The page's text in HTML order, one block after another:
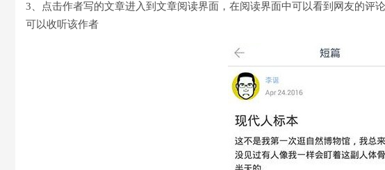
3、点击作者写的文章进入到文章阅读界面，在阅读界面中可以看到网友的评
可以收听该作者